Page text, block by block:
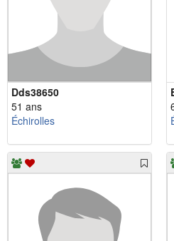
Dds38650
51 ans
Échirolles